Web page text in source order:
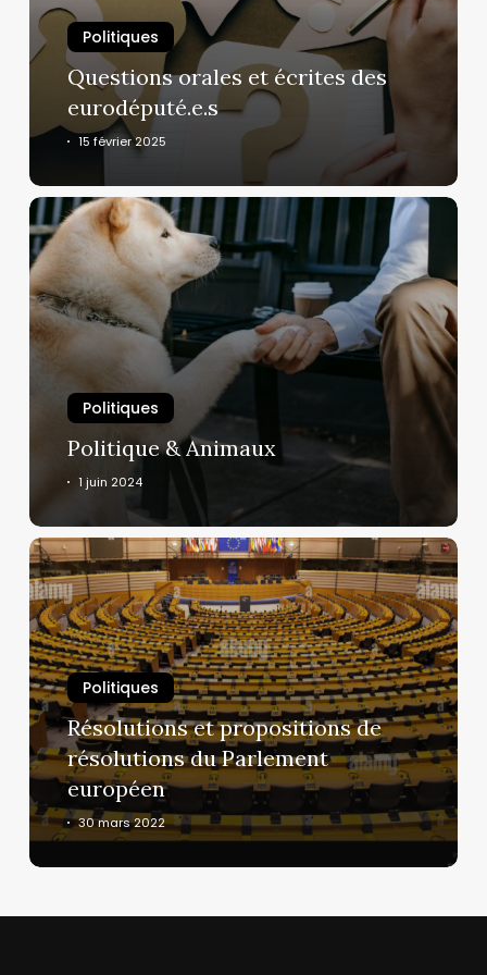
Politiques
Questions orales et écrites des
eurodéputé.e.s
15 février 2025
Politique
&
Animaux
Politiques
Politique & Animaux
1 juin 2024
Résolutions
et
propositions
de
résolutions
du
Parlement
européen
Politiques
Résolutions et propositions de
résolutions du Parlement
européen
30 mars 2022